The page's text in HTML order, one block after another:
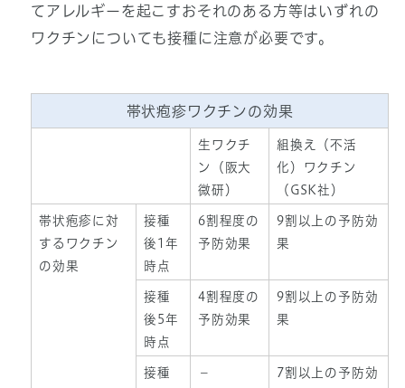
てアレルギーを起こすおそれのある方等はいずれの
ワクチンについても接種に注意が必要です。
帯状疱疹ワクチンの効果
生ワクチ
ン（阪大
微研）
組換え（不活
化）ワクチン
（GSK社）
帯状疱疹に対
するワクチン
の効果
接種
後1年
時点
6割程度の
予防効果
9割以上の予防効
果
接種
後5年
時点
4割程度の
予防効果
9割以上の予防効
果
接種
－
7割以上の予防効